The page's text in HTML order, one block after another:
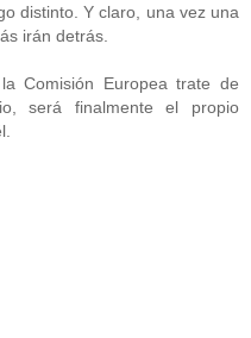
distinto. Y claro, una vez una
irán detrás.
Comisión Europea trate de
será finalmente el propio